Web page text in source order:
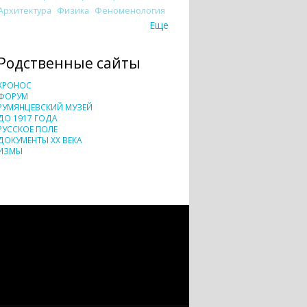
Физика Феноменология
Еще
сайты
МУЗЕЙ
1917 ГОДА
ПОЛЕ
XX ВЕКА